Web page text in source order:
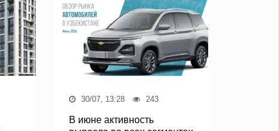
30/07, 13:28 243
В июне активность